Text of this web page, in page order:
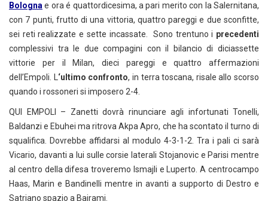
Bolognae ora é quattordicesima, a pari merito con la Salernitana,
con 7 punti, frutto di una vittoria, quattro pareggi e due sconfitte,
sei reti realizzate e sette incassate. Sono trentuno i precedenti
complessivi tra le due compagini con il bilancio di diciassette
vittorie per il Milan, dieci pareggi e quattro affermazioni
dell’Empoli. L‘ultimo confronto, in terra toscana, risale allo scorso
quando i rossoneri si imposero 2-4.
QUI EMPOLI – Zanetti dovrà rinunciare agli infortunati Tonelli,
Baldanzi e Ebuhei ma ritrova Akpa Apro, che ha scontato il turno di
squalifica. Dovrebbe affidarsi al modulo 4-3-1-2. Tra i pali ci sarà
Vicario, davanti a lui sulle corsie laterali Stojanovic e Parisi mentre
al centro della difesa troveremo Ismajli e Luperto. A centrocampo
Haas, Marin e Bandinelli mentre in avanti a supporto di Destro e
Satriano spazio a Bajrami.